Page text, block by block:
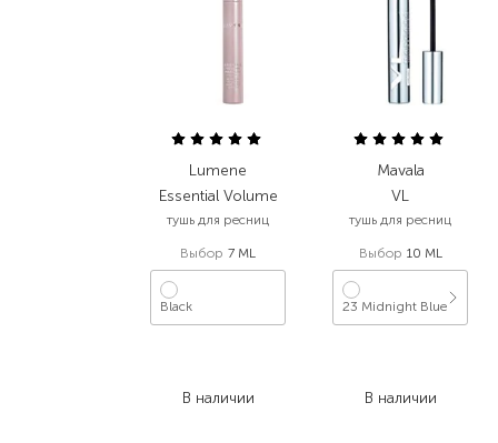
Lumene
Essential Volume
тушь для ресниц
Выбор 7 ML
Black
В наличии
Mavala
VL
тушь для ресниц
Выбор 10 ML
23 Midnight Blue
В наличии